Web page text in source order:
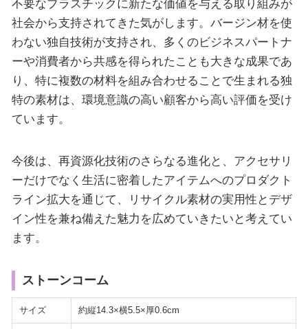
不要なプラスチックに新たな価値を与える取り組みが
社会から支持されてきた気がします。バージン材を使
わない独自技術が支持され、多くのビジネスパートナ
ーや消費者から共感を得られたことも大きな成果であ
り、特に複数の材料を組み合わせることで生まれる独
特の素材は、環境意識の高い顧客から高い評価を受け
ています。
今後は、再資源化技術のさらなる進化と、アクセサリ
ーだけでなく生活に密着したアイテムへのプロダクト
ライン拡大を通じて、リサイクル素材の実用性とデザ
イン性を兼ね備えた魅力を広めていきたいと考えてい
ます。
ストーンコーム
サイズ 約縦14.3×横5.5×厚0.6cm